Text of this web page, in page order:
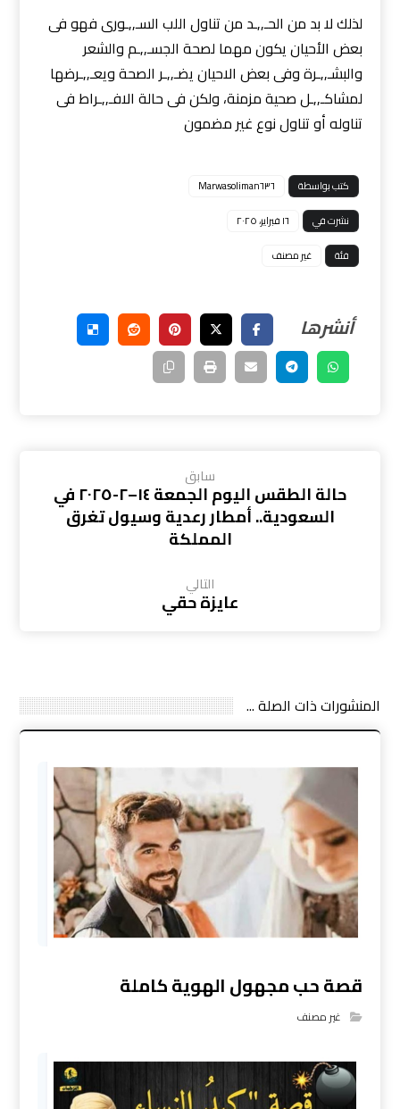
لذلك لا بد من الحـ,,ـد من تناول اللب السـ,,ـورى فهو فى
بعض الأحيان يكون مهما لصحة الجسـ,,ـم والشعر
والبشـ,,ـرة وفى بعض الاحيان يضـ,,ـر الصحة ويعـ,,ـرضها
لمشاكـ,,ـل صحية مزمنة، ولكن فى حالة الافـ,,ـراط فى
تناوله أو تناول نوع غير مضمون
كتب بواسطة
Marwasoliman٦٣٦
نشرت في
١٦ فبراير، ٢٠٢٥
فئة
غير مصنف
سابق
حالة الطقس اليوم الجمعة ١٤–٢-٢٠٢٥ في
السعودية.. أمطار رعدية وسيول تغرق
المملكة
التالي
عايزة حقي
المنشورات ذات الصلة ...
قصة حب مجهول الهوية كاملة
غير مصنف